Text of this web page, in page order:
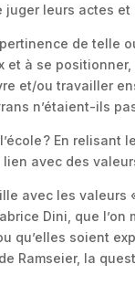
juger leurs actes
de telle
et à se
et/ou travailler
n’étaient-ils
? En
lien avec des
avec les valeurs
Dini, que
qu’elles soient
Ramseier, la